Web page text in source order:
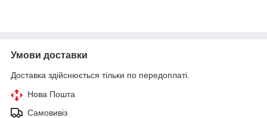
Умови доставки
Доставка здійснюється тільки по передоплаті.
Нова Пошта
Самовивіз